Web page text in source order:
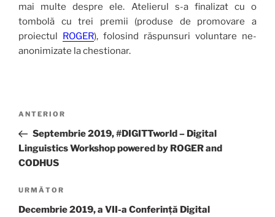
mai multe despre ele. Atelierul s-a finalizat cu o
tombolă cu trei premii (produse de promovare a
proiectul ROGER), folosind răspunsuri voluntare ne-
anonimizate la chestionar.
Navigare
articole
Articolul
anterior
ANTERIOR
Septembrie 2019, #DIGITTworld – Digital
Linguistics Workshop powered by ROGER and
CODHUS
Articolul
următor
URMĂTOR
Decembrie 2019, a VII-a Conferință Digital